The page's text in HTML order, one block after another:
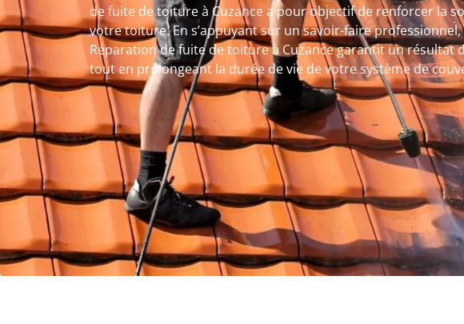
de fuite de toiture à Cuzance a pour objectif de renforcer la
votre toiture. En s’appuyant sur un savoir-faire professionnel,
Réparation de fuite de toiture à Cuzance garantit un résultat
tout en prolongeant la durée de vie de votre système de